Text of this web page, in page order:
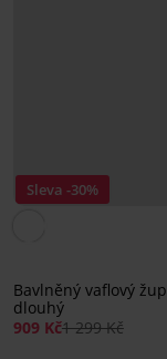
Sleva -30%
Bavlněný vaflový
dlouhý
909 Kč1 299 Kč